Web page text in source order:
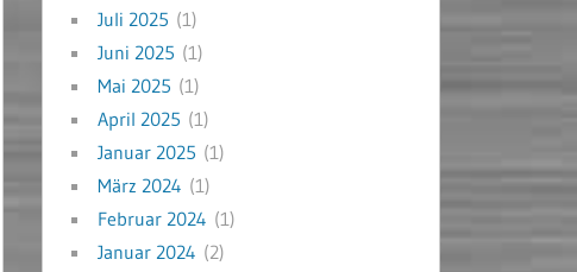
Juli 2025 (1)
Juni 2025 (1)
Mai 2025 (1)
April 2025 (1)
Januar 2025 (1)
März 2024 (1)
Februar 2024 (1)
Januar 2024 (2)